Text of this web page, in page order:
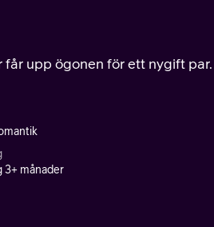
får upp ögonen för ett nygift par.
3+ månader